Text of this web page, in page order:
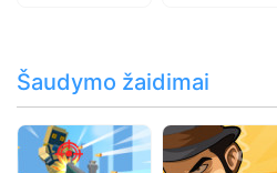
Šaudymo žaidimai